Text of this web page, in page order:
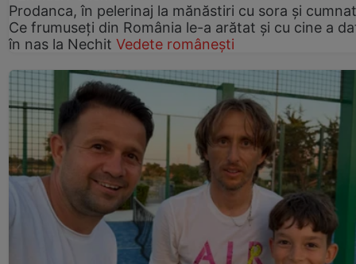
Prodanca, în pelerinaj la mănăstiri cu sora și
Ce frumuseți din România le-a arătat și cu cine a
în nas la Nechit Vedete românești